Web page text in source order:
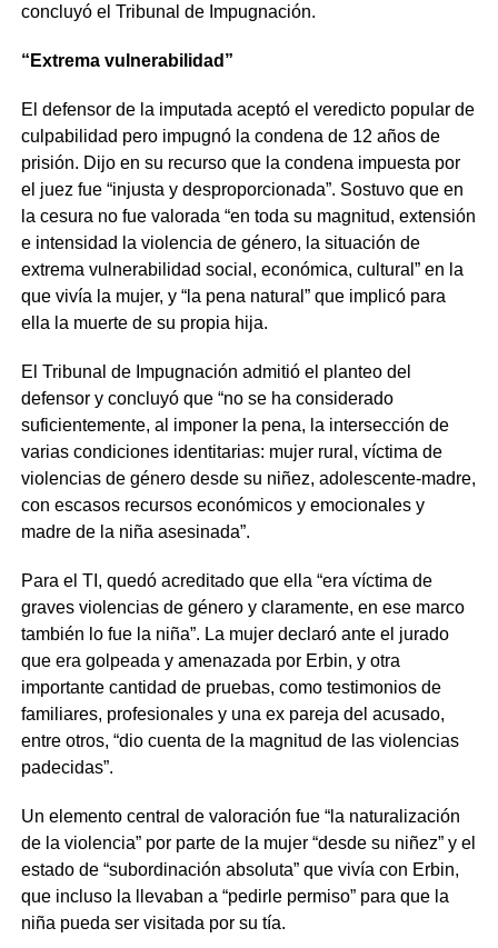
concluyó el Tribunal de Impugnación.
“Extrema vulnerabilidad”
El defensor de la imputada aceptó el veredicto popular de
culpabilidad pero impugnó la condena de 12 años de
prisión. Dijo en su recurso que la condena impuesta por
el juez fue “injusta y desproporcionada”. Sostuvo que en
la cesura no fue valorada “en toda su magnitud, extensión
e intensidad la violencia de género, la situación de
extrema vulnerabilidad social, económica, cultural” en la
que vivía la mujer, y “la pena natural” que implicó para
ella la muerte de su propia hija.
El Tribunal de Impugnación admitió el planteo del
defensor y concluyó que “no se ha considerado
suficientemente, al imponer la pena, la intersección de
varias condiciones identitarias: mujer rural, víctima de
violencias de género desde su niñez, adolescente-madre,
con escasos recursos económicos y emocionales y
madre de la niña asesinada”.
Para el TI, quedó acreditado que ella “era víctima de
graves violencias de género y claramente, en ese marco
también lo fue la niña”. La mujer declaró ante el jurado
que era golpeada y amenazada por Erbin, y otra
importante cantidad de pruebas, como testimonios de
familiares, profesionales y una ex pareja del acusado,
entre otros, “dio cuenta de la magnitud de las violencias
padecidas”.
Un elemento central de valoración fue “la naturalización
de la violencia” por parte de la mujer “desde su niñez” y el
estado de “subordinación absoluta” que vivía con Erbin,
que incluso la llevaban a “pedirle permiso” para que la
niña pueda ser visitada por su tía.